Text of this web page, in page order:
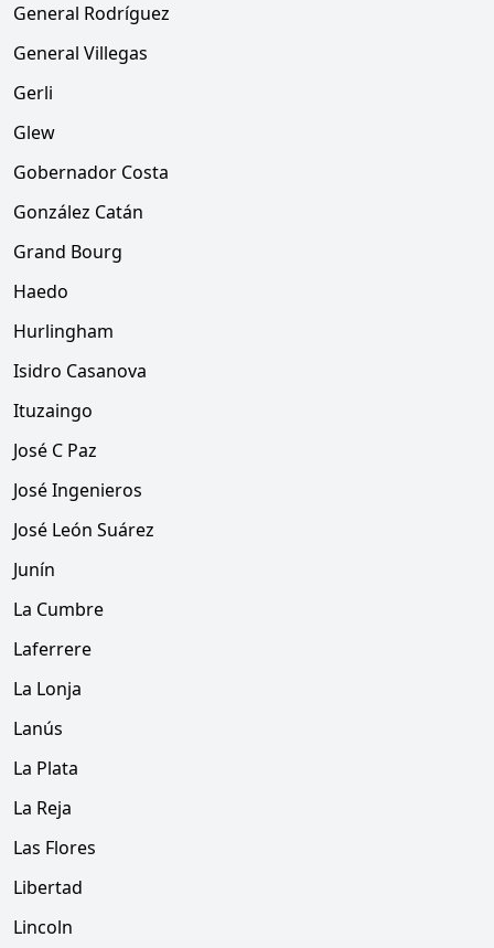
General Rodríguez
General Villegas
Gerli
Glew
Gobernador Costa
González Catán
Grand Bourg
Haedo
Hurlingham
Isidro Casanova
Ituzaingo
José C Paz
José Ingenieros
José León Suárez
Junín
La Cumbre
Laferrere
La Lonja
Lanús
La Plata
La Reja
Las Flores
Libertad
Lincoln